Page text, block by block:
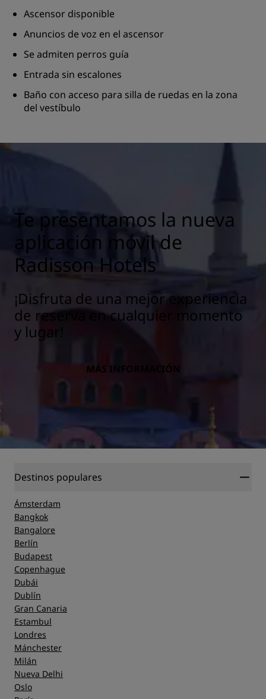
Ascensor disponible
Anuncios de voz en el ascensor
Se admiten perros guía
Entrada sin escalones
Baño con acceso para silla de ruedas en la zona
del vestíbulo
Te presentamos la nueva
aplicación móvil de
Radisson Hotels
¡Disfruta de una mejor experiencia
de reserva en cualquier momento
y lugar!
MÁS INFORMACIÓN
Destinos populares
Ámsterdam
Bangkok
Bangalore
Berlín
Budapest
Copenhague
Dubái
Dublín
Gran Canaria
Estambul
Londres
Mánchester
Milán
Nueva Delhi
Oslo